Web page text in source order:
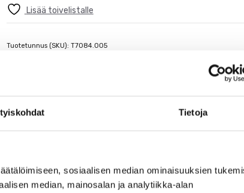
Tietoja
sosiaalisen median ominaisuuksien
median, mainosalan ja analytiikka-alan
Lisää toivelistalle
Tuotetunnus (SKU): T7084.005
Hygienia,
Yleispuhdistus
Tuote on suunniteltu erityisesti saniteetti- ja
poistaa tehokkaasti myös rasvalikaa. Kiilto Rosita